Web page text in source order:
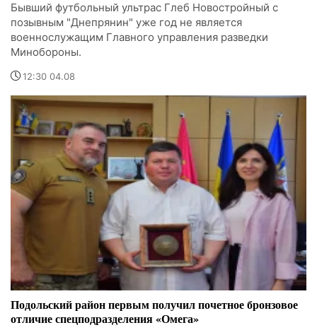
Бывший футбольный ультрас Глеб Новостройный с
позывным "Днепрянин" уже год не является
военнослужащим Главного управления разведки
Минобороны.
12:30 04.08
Подольский район первым получил почетное бронзовое
отличие спецподразделения «Омега»